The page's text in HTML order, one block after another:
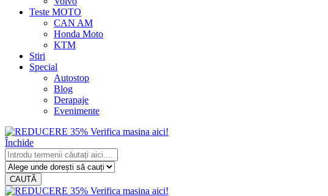
Teste MOTO
CAN AM
Honda Moto
KTM
Stiri
Special
Autostop
Blog
Derapaje
Evenimente
Închide
CAUTĂ